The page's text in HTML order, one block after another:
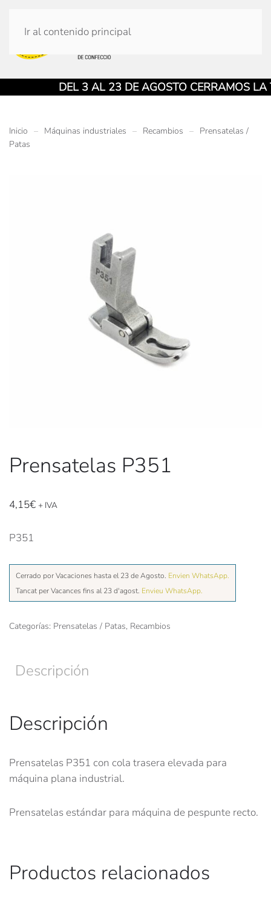
Ir al contenido principal
DEL 3 AL 23 DE AGOSTO CERRAMOS LA
Inicio Máquinas industriales Recambios
Prensatelas /
Patas
Prensatelas P351
4,15€ + IVA
P351
Cerrado por Vacaciones hasta el 23 de Agosto. Envien WhatsApp.
Tancat per Vacances fins al 23 d'agost. Envieu WhatsApp.
Categorías: Prensatelas / Patas, Recambios
Descripción
Descripción
Prensatelas P351 con cola trasera elevada para
máquina plana industrial.
Prensatelas estándar para máquina de pespunte recto.
Productos relacionados